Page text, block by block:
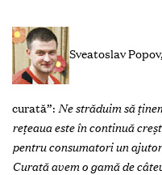
Sveatoslav
curată”: Ne străduim să
reţeaua este în continuă
pentru consumatori un
Curată avem o gamă de